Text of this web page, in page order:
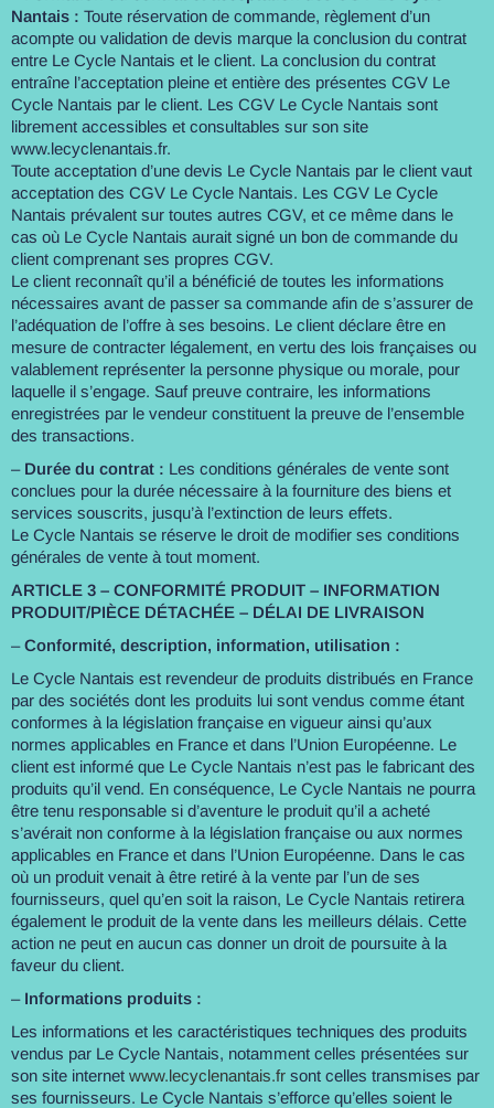
Nantais : Toute réservation de commande, règlement d’un
acompte ou validation de devis marque la conclusion du contrat
entre Le Cycle Nantais et le client. La conclusion du contrat
entraîne l’acceptation pleine et entière des présentes CGV Le
Cycle Nantais par le client. Les CGV Le Cycle Nantais sont
librement accessibles et consultables sur son site
www.lecyclenantais.fr.
Toute acceptation d’une devis Le Cycle Nantais par le client vaut
acceptation des CGV Le Cycle Nantais. Les CGV Le Cycle
Nantais prévalent sur toutes autres CGV, et ce même dans le
cas où Le Cycle Nantais aurait signé un bon de commande du
client comprenant ses propres CGV.
Le client reconnaît qu’il a bénéficié de toutes les informations
nécessaires avant de passer sa commande afin de s’assurer de
l’adéquation de l’offre à ses besoins. Le client déclare être en
mesure de contracter légalement, en vertu des lois françaises ou
valablement représenter la personne physique ou morale, pour
laquelle il s’engage. Sauf preuve contraire, les informations
enregistrées par le vendeur constituent la preuve de l’ensemble
des transactions.
– Durée du contrat : Les conditions générales de vente sont
conclues pour la durée nécessaire à la fourniture des biens et
services souscrits, jusqu’à l’extinction de leurs effets.
Le Cycle Nantais se réserve le droit de modifier ses conditions
générales de vente à tout moment.
ARTICLE 3 – CONFORMITÉ PRODUIT – INFORMATION
PRODUIT/PIÈCE DÉTACHÉE – DÉLAI DE LIVRAISON
–Conformité, description, information, utilisation :
Le Cycle Nantais est revendeur de produits distribués en France
par des sociétés dont les produits lui sont vendus comme étant
conformes à la législation française en vigueur ainsi qu’aux
normes applicables en France et dans l’Union Européenne. Le
client est informé que Le Cycle Nantais n’est pas le fabricant des
produits qu’il vend. En conséquence, Le Cycle Nantais ne pourra
être tenu responsable si d’aventure le produit qu’il a acheté
s’avérait non conforme à la législation française ou aux normes
applicables en France et dans l’Union Européenne. Dans le cas
où un produit venait à être retiré à la vente par l’un de ses
fournisseurs, quel qu’en soit la raison, Le Cycle Nantais retirera
également le produit de la vente dans les meilleurs délais. Cette
action ne peut en aucun cas donner un droit de poursuite à la
faveur du client.
– Informations produits :
Les informations et les caractéristiques techniques des produits
vendus par Le Cycle Nantais, notamment celles présentées sur
son site internet www.lecyclenantais.fr sont celles transmises par
ses fournisseurs. Le Cycle Nantais s’efforce qu’elles soient le